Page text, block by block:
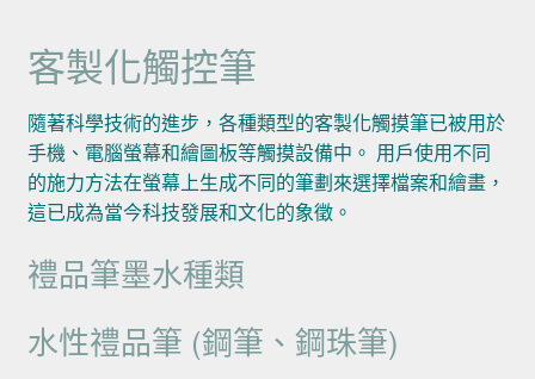
客製化觸控筆
隨著科學技術的進步，各種類型的客製化觸摸筆已被用於
手機、電腦螢幕和繪圖板等觸摸設備中。 用戶使用不同
的施力方法在螢幕上生成不同的筆劃來選擇檔案和繪畫，
這已成為當今科技發展和文化的象徵。
禮品筆墨水種類
水性禮品筆 (鋼筆、鋼珠筆)